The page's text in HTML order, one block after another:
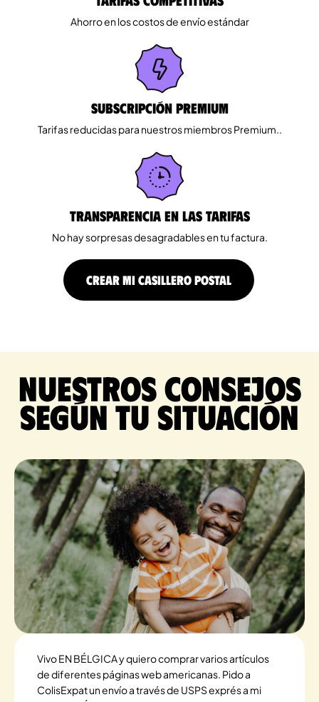
Ahorro en los costos de envío estándar
Subscripción Premium
Tarifas reducidas para nuestros miembros Premium..
Transparencia en las tarifas
No hay sorpresas desagradables en tu factura.
CREAR MI CASILLERO POSTAL
Nuestros consejos
según tu situación
Vivo EN BÉLGICA y quiero comprar varios artículos
de diferentes páginas web americanas. Pido a
ColisExpat un envío a través de USPS exprés a mi